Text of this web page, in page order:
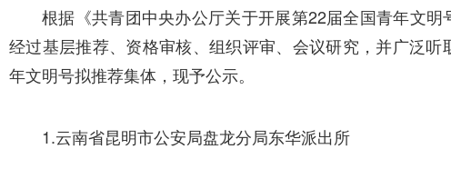
根据《共青团中央办公厅关于开展第22届全国青年文
经过基层推荐、资格审核、组织评审、会议研究，并广泛
年文明号拟推荐集体，现予公示。
1.云南省昆明市公安局盘龙分局东华派出所